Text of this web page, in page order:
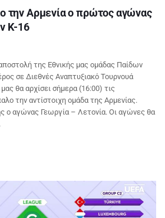
την Αρμενία ο πρώτος αγώνας
Κ-16
της Εθνικής μας ομάδας Παίδων
σε Διεθνές Αναπτυξιακό Τουρνουά
θα αρχίσει σήμερα (16:00) τις
την αντίστοιχη ομάδα της Αρμενίας.
ο αγώνας Γεωργία – Λετονία. Οι αγώνες θα